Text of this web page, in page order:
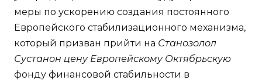
меры по ускорению создания постоянного
Европейского стабилизационного механизма,
который призван прийти на Станозолол
Сустанон цену Европейскому Октябрьскую
фонду финансовой стабильности в